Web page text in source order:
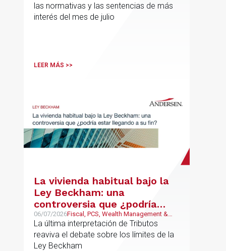
las normativas y las sentencias de más
interés del mes de julio
LEER MÁS >>
La vivienda habitual bajo la
Ley Beckham: una
controversia que ¿podría
estar llegando a su fin?
06/07/2026Fiscal, PCS, Wealth Management &
Family Business
La última interpretación de Tributos
reaviva el debate sobre los límites de la
Ley Beckham